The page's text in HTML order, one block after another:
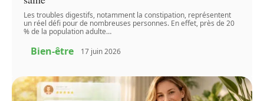
Les troubles digestifs, notamment la constipation, représentent
un réel défi pour de nombreuses personnes. En effet, près de 20
% de la population adulte…
Bien-être 17 juin 2026